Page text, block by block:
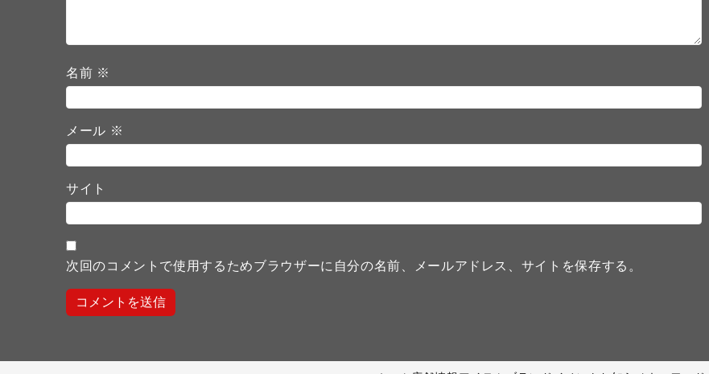
名前 ※
メール ※
サイト
次回のコメントで使用するためブラウザーに自分の名前、メールアドレス、サイトを保存する。